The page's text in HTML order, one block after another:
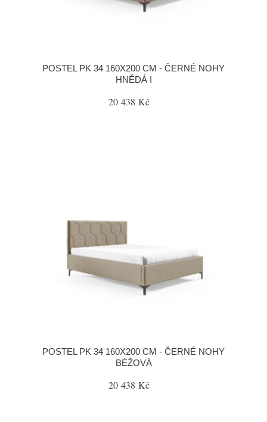
POSTEL PK 34 160X200 CM - ČERNÉ NOHY
HNĚDÁ I
20 438 Kč
POSTEL PK 34 160X200 CM - ČERNÉ NOHY
BÉŽOVÁ
20 438 Kč